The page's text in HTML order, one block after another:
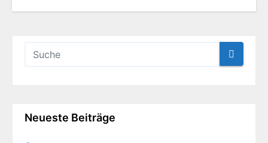
Neueste Beiträge